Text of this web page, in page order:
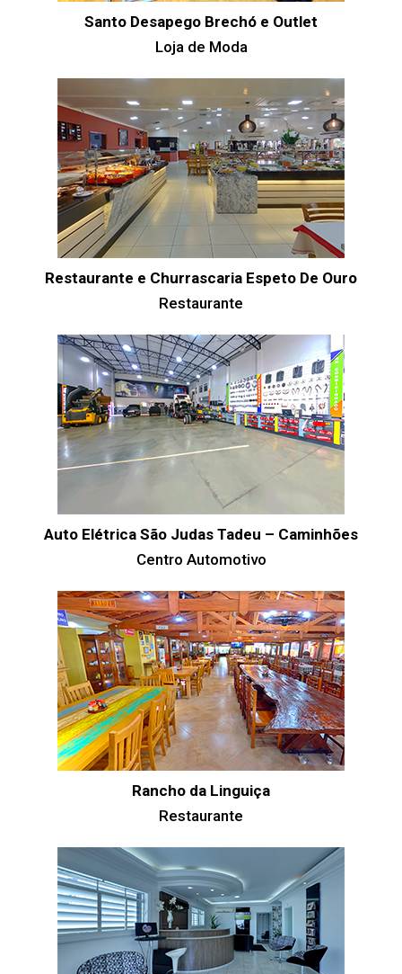
Santo Desapego Brechó e Outlet
Loja de Moda
Restaurante e Churrascaria Espeto De Ouro
Restaurante
Auto Elétrica São Judas Tadeu – Caminhões
Centro Automotivo
Rancho da Linguiça
Restaurante